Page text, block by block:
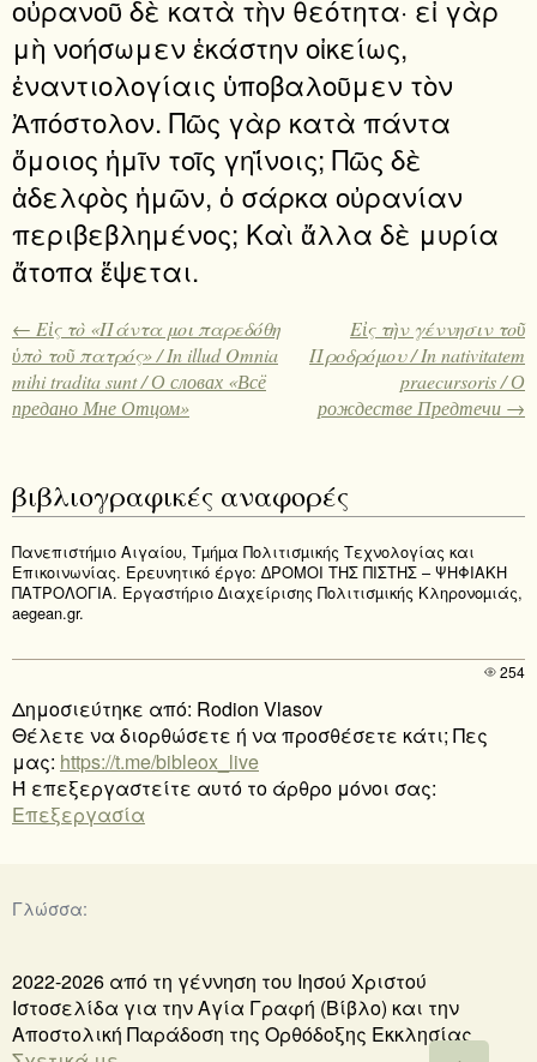
οὐρανοῦ δὲ κατὰ τὴν θεότητα· εἰ γὰρ
μὴ νοήσωμεν ἑκάστην οἰκείως,
ἐναντιολογίαις ὑποβαλοῦμεν τὸν
Ἀπόστολον. Πῶς γὰρ κατὰ πάντα
ὅμοιος ἡμῖν τοῖς γηΐνοις; Πῶς δὲ
ἀδελφὸς ἡμῶν, ὁ σάρκα οὐρανίαν
περιβεβλημένος; Καὶ ἄλλα δὲ μυρία
ἄτοπα ἕψεται.
← Εἰς τὸ «Πάντα μοι παρεδόθη
ὑπὸ τοῦ πατρός» / In illud Omnia
mihi tradita sunt / О словах «Всё
предано Мне Отцом»
Εἰς τὴν γέννησιν τοῦ
Προδρόμου / In nativitatem
praecursoris / О
рождестве Предтечи →
βιβλιογραφικές αναφορές
Πανεπιστήµιο Αιγαίου, Τµήµα Πολιτισµικής Τεχνολογίας και
Επικοινωνίας. Ερευνητικό έργο: ∆ΡΟΜΟΙ ΤΗΣ ΠΙΣΤΗΣ – ΨΗΦΙΑΚΗ
ΠΑΤΡΟΛΟΓΙΑ. Εργαστήριο ∆ιαχείρισης Πολιτισµικής Κληρονοµιάς,
aegean.gr.
254
Δημοσιεύτηκε από: Rodion Vlasov
Θέλετε να διορθώσετε ή να προσθέσετε κάτι; Πες
μας: https://t.me/bibleox_live
Ή επεξεργαστείτε αυτό το άρθρο μόνοι σας:
Επεξεργασία
Γλώσσα:
2022-2026 από τη γέννηση του Ιησού Χριστού
Ιστοσελίδα για την Αγία Γραφή (Βίβλο) και την
Αποστολική Παράδοση της Ορθόδοξης Εκκλησίας